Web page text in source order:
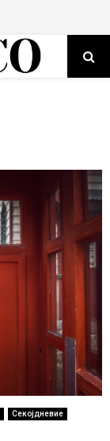
Секојдневие